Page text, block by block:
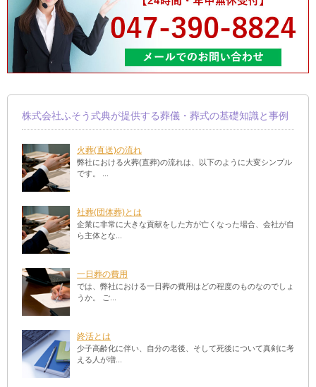
株式会社ふそう式典が提供する葬儀・葬式の基礎知識と事例
火葬(直送)の流れ
弊社における火葬(直葬)の流れは、以下のように大変シンプル
です。 ...
社葬(団体葬)とは
企業に非常に大きな貢献をした方が亡くなった場合、会社が自
ら主体とな...
一日葬の費用
では、弊社における一日葬の費用はどの程度のものなのでしょ
うか。 ご...
終活とは
少子高齢化に伴い、自分の老後、そして死後について真剣に考
える人が増...